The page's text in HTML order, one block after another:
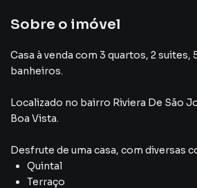
Sobre o imóvel
Casa à venda com 3 quartos, 2 suites,
banheiros.
Localizado no bairro Riviera De São
Boa Vista.
Desfrute de uma casa, com diversas
Quintal
Terraço